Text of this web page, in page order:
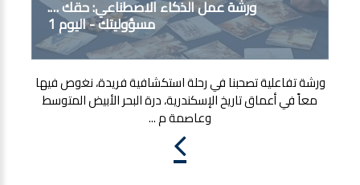
ورشة عمل الذكاء الاصطناعي: حقك ….
مسؤوليتك - اليوم 1
ورشة تفاعلية تصحبنا في رحلة استكشافية فريدة، نغوص فيها
معاً في أعماق تاريخ الإسكندرية، درة البحر الأبيض المتوسط
وعاصمة م ...